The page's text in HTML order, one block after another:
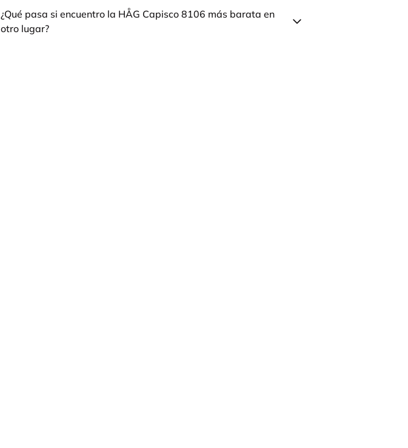
¿Qué pasa si encuentro la HÅG Capisco 8106 más barata en
otro lugar?